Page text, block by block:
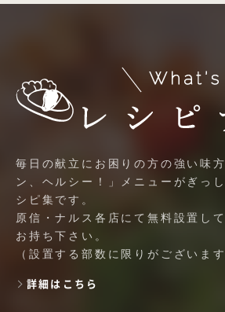
毎日の献立にお困りの方の強い味
ン、ヘルシー！」メニューがぎっ
シピ集です。
原信・ナルス各店にて無料設置し
お持ち下さい。
（設置する部数に限りがございま
詳細はこちら